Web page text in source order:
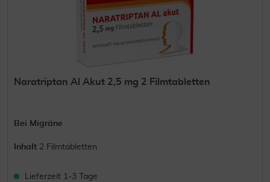
Naratriptan Al Akut 2,5 mg 2 Filmtabletten
Bei Migräne
Inhalt 2 Filmtabletten
Lieferzeit 1-3 Tage